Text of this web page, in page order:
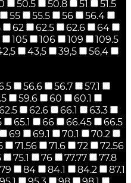
50.5 50.8 51
51.5
55 55.5 56
56.4
62 62.5 62.6
64
105 106 109
109.5
43,5 39,5
56,4
56.6 56.7
57.1
59.6 60
60.1
62.6 66.1
63.3
65.1 66 66.45
66.5
69 69.1 70.1
70.2
71.56 71.6 72
72.56
75.1 76 77.77
77.8
79 84 84.1 84.2
87.1